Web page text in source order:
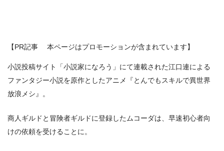
【PR記事 本ページはプロモーションが含まれています】
小説投稿サイト「小説家になろう」にて連載された江口連による
ファンタジー小説を原作としたアニメ『とんでもスキルで異世界
放浪メシ』。
商人ギルドと冒険者ギルドに登録したムコーダは、早速初心者向
けの依頼を受けることに。